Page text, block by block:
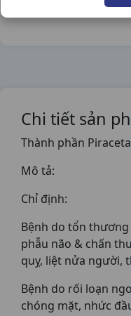
Chi tiết sản
Thành phần
Mô tả:
Chỉ định:
Bệnh do tổn
phẫu não & chấn
quỵ, liệt nửa người,
Bệnh do rối loạn
chóng mặt, nhức